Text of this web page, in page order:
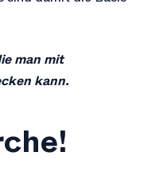
man mit
kann.